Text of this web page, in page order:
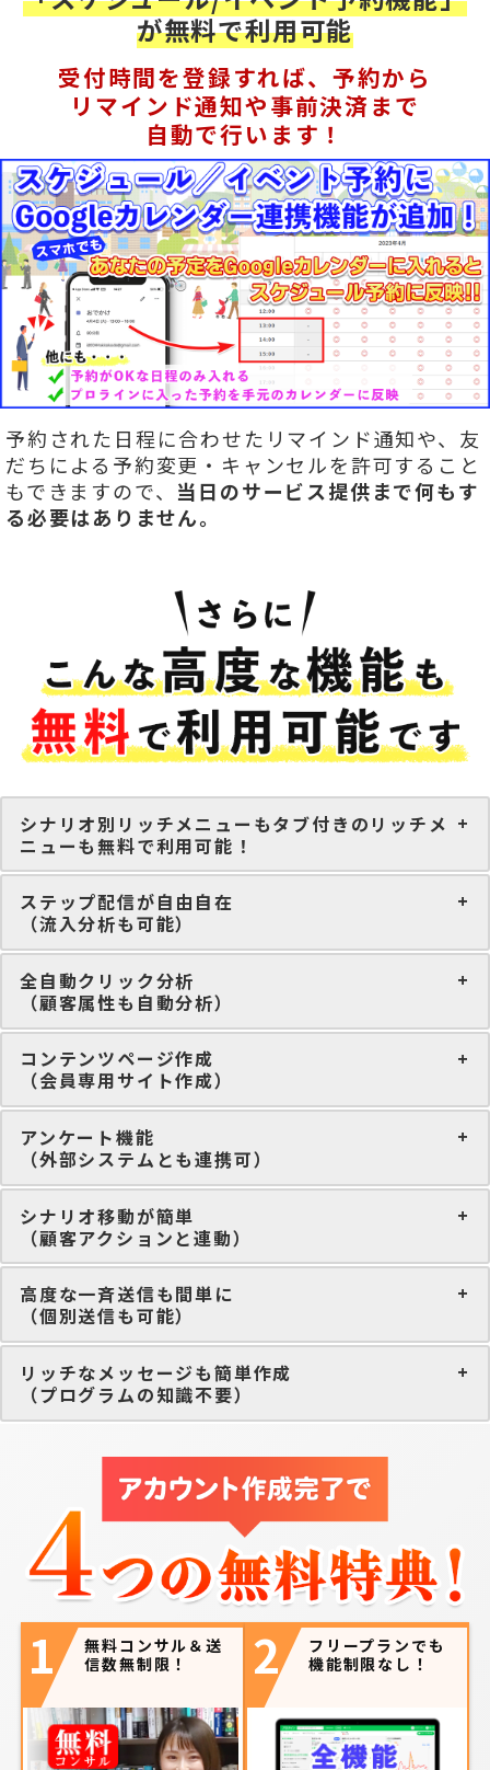
が無料で利用可能
受付時間を登録すれば、予約から
リマインド通知や事前決済まで
自動で行います！
予約された日程に合わせたリマインド通知や、友
だちによる予約変更・キャンセルを許可すること
もできますので、 当日のサービス提供まで何もす
る必要はありません。
シナリオ別リッチメニューもタブ付きのリッチメ
ニューも無料で利用可能！
ステップ配信が自由自在
（流入分析も可能）
全自動クリック分析
（顧客属性も自動分析）
コンテンツページ作成
（会員専用サイト作成）
アンケート機能
（外部システムとも連携可）
シナリオ移動が簡単
（顧客アクションと連動）
高度な一斉送信も間単に
（個別送信も可能）
リッチなメッセージも簡単作成
（プログラムの知識不要）
1
無料コンサル＆送
信数無制限！
2
フリープランでも
機能制限なし！